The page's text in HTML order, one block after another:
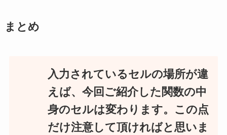
まとめ
入力されているセルの場所が違
えば、今回ご紹介した関数の中
身のセルは変わります。この点
だけ注意して頂ければと思いま